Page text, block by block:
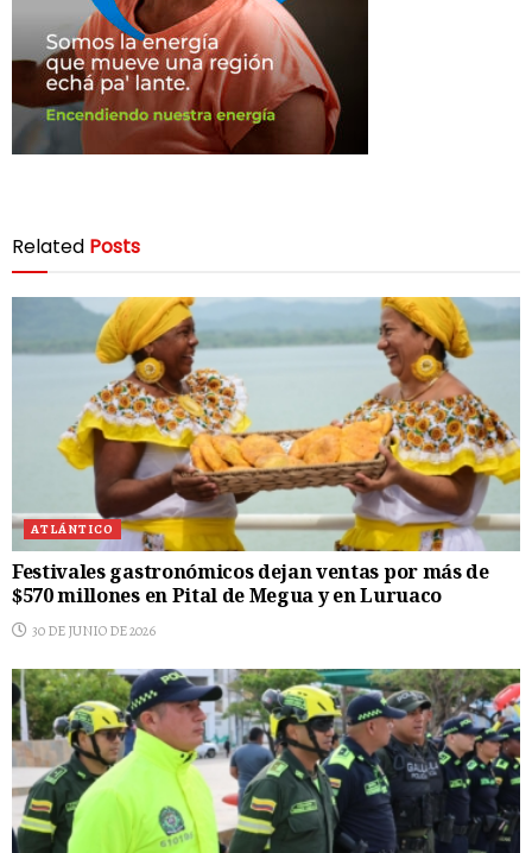
Related Posts
ATLÁNTICO
Festivales gastronómicos dejan ventas por más de
$570 millones en Pital de Megua y en Luruaco
30 DE JUNIO DE 2026